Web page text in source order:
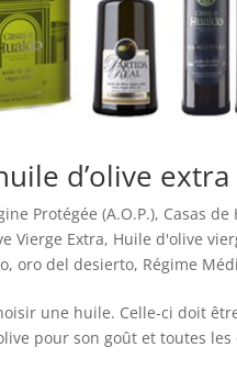
d’olive
Protégée (A.O.P.), Casas de
Vierge Extra, Huile d'olive
,oro del desierto, Régime
une huile. Celle-ci doit
pour son goût et toutes